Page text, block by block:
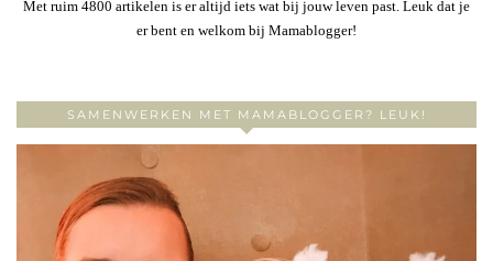
Met ruim 4800 artikelen is er altijd iets wat bij jouw leven past. Leuk dat je
er bent en welkom bij Mamablogger!
SAMENWERKEN MET MAMABLOGGER? LEUK!